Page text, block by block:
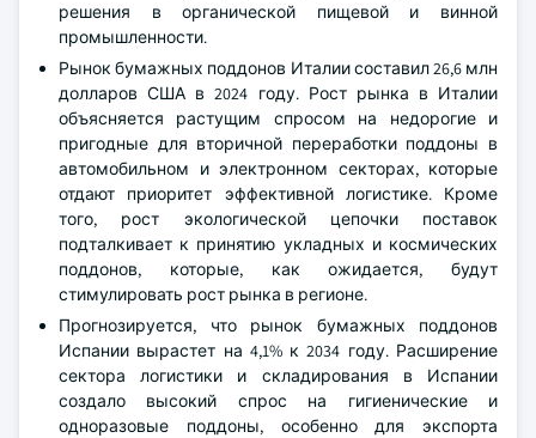
решения в органической пищевой и винной
промышленности.
Рынок бумажных поддонов Италии составил 26,6 млн
долларов США в 2024 году. Рост рынка в Италии
объясняется растущим спросом на недорогие и
пригодные для вторичной переработки поддоны в
автомобильном и электронном секторах, которые
отдают приоритет эффективной логистике. Кроме
того, рост экологической цепочки поставок
подталкивает к принятию укладных и космических
поддонов, которые, как ожидается, будут
стимулировать рост рынка в регионе.
Прогнозируется, что рынок бумажных поддонов
Испании вырастет на 4,1% к 2034 году. Расширение
сектора логистики и складирования в Испании
создало высокий спрос на гигиенические и
одноразовые поддоны, особенно для экспорта